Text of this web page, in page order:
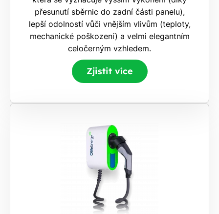
přesunutí sběrnic do zadní části panelu),
lepší odolností vůči vnějším vlivům (teploty,
mechanické poškození) a velmi elegantním
celočerným vzhledem.
Zjistit více